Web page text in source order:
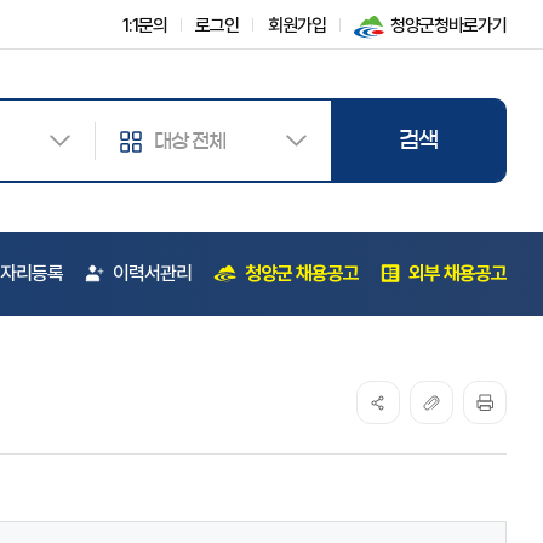
1:1문의 로그인 회원가입 청양군청바로가기
리등록 이력서관리 청양군 채용공고 외부 채용공고